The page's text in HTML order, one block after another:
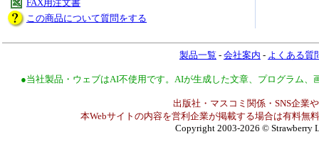
FAX用注文書
この商品について質問をする
製品一覧 - 会社案内 - よくある質
●当社製品・ウェブはAI不使用です。AIが生成した文章、プログラム
出版社・マスコミ関係・SNS企業
本Webサイトの内容を営利企業が掲載する場合は有料無
Copyright 2003-2026 © Strawberry